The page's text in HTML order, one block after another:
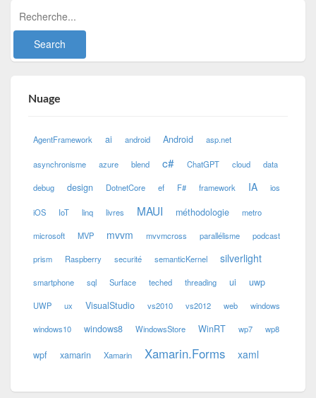
Nuage
AgentFramework ai android Android asp.net
asynchronisme azure blend c# ChatGPT cloud data
debug design DotnetCore ef F# framework IA ios
iOS IoT linq livres MAUI méthodologie metro
microsoft MVP mvvm mvvmcross parallélisme podcast
prism Raspberry securité semanticKernel silverlight
smartphone sql Surface teched threading ui uwp
UWP ux VisualStudio vs2010 vs2012 web windows
windows10 windows8 WindowsStore WinRT wp7 wp8
wpf xamarin Xamarin Xamarin.Forms xaml